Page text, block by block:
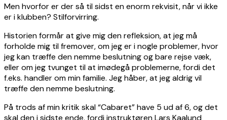
Men hvorfor er der så til sidst en enorm rekvisit, når vi ikke
er i klubben? Stilforvirring.
Historien formår at give mig den refleksion, at jeg må
forholde mig til fremover, om jeg er i nogle problemer, hvor
jeg kan træffe den nemme beslutning og bare rejse væk,
eller om jeg tvunget til at imødegå problemerne, fordi det
f.eks. handler om min familie. Jeg håber, at jeg aldrig vil
træffe den nemme beslutning.
På trods af min kritik skal “Cabaret” have 5 ud af 6, og det
skal den i sidste ende, fordi instruktøren Lars Kaalund